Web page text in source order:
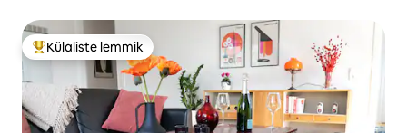
Külaliste suur lemmik
Külaliste lemmik